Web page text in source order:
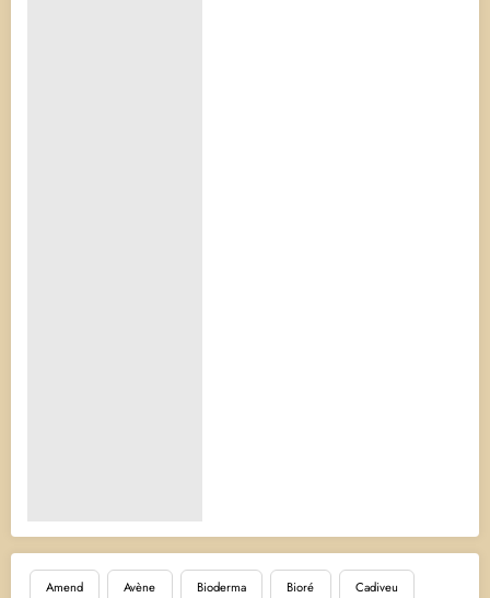
Amend Avène Bioderma Bioré Cadiveu